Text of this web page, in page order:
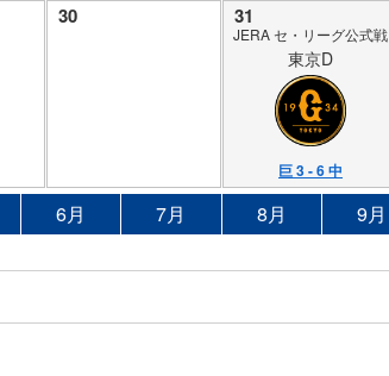
30 31
JERA セ・リーグ公式戦
東京D
巨 3 - 6 中
6月 7月 8月 9月